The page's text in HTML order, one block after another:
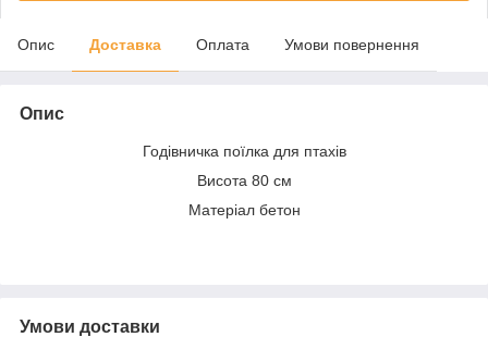
Опис Доставка Оплата Умови повернення
Опис
Годівничка поїлка для птахів
Висота 80 см
Матеріал бетон
Умови доставки